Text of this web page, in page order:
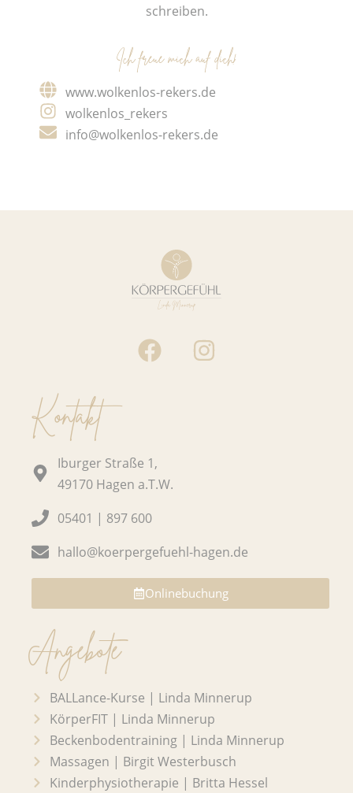
schreiben.
Ich freue mich auf dich!
www.wolkenlos-rekers.de
wolkenlos_rekers
info@wolkenlos-rekers.de
F
a
o
o
I
n
Kontakt
Iburger Straße 1,
49170 Hagen a.T.W.
05401 | 897 600
hallo@koerpergefuehl-hagen.de
Onlinebuchung
Angebote
BALLance-Kurse | Linda Minnerup
KörperFIT | Linda Minnerup
Beckenbodentraining | Linda Minnerup
Massagen | Birgit Westerbusch
Kinderphysiotherapie | Britta Hessel